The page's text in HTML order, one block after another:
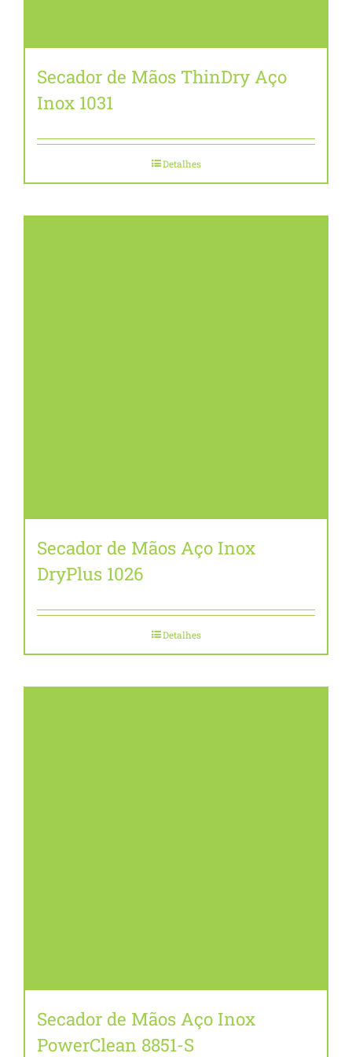
Secador de Mãos ThinDry Aço
Inox 1031
Detalhes
Secador de Mãos Aço Inox
DryPlus 1026
Detalhes
Secador de Mãos Aço Inox
PowerClean 8851-S